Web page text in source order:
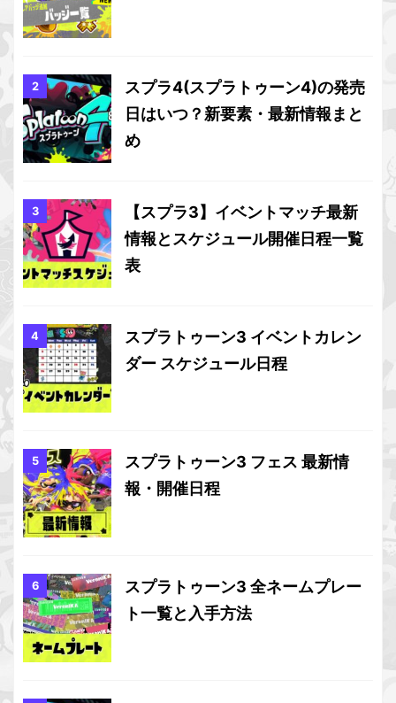
スプラ4(スプラトゥーン4)の発売
日はいつ？新要素・最新情報まと
め
【スプラ3】イベントマッチ最新
情報とスケジュール開催日程一覧
表
スプラトゥーン3 イベントカレン
ダー スケジュール日程
スプラトゥーン3 フェス 最新情
報・開催日程
スプラトゥーン3 全ネームプレー
ト一覧と入手方法